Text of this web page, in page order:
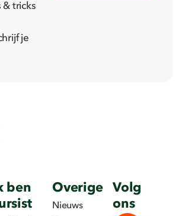
& tricks
je
ben
Overige
Nieuws
Volg
ons